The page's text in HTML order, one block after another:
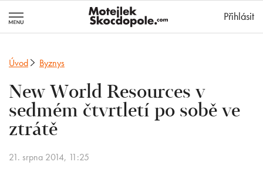
Přihlásit
Úvod Byznys
New World Resources v
sedmém čtvrtletí po sobě ve
ztrátě
21. srpna 2014, 11:25